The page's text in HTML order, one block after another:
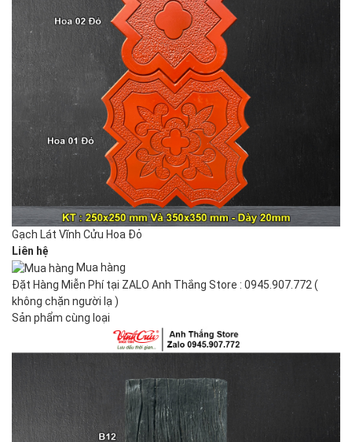
Gạch Lát Vĩnh Cửu Hoa Đỏ
Liên hệ
Mua hàng
Đặt Hàng Miễn Phí tại ZALO Anh Thắng Store : 0945.907.772 (
không chặn người lạ )
Sản phẩm cùng loại